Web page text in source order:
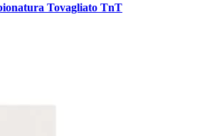
Tovagliato TnT